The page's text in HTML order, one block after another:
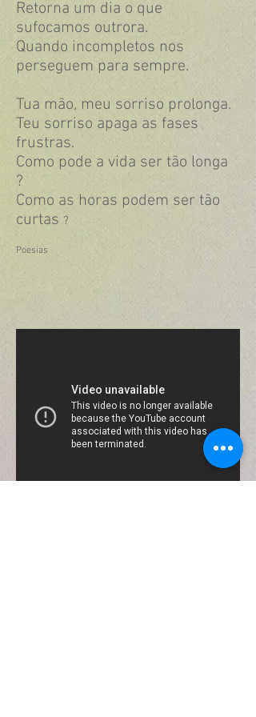
Retorna um dia o que
sufocamos outrora.
Quando incompletos nos
perseguem para sempre.
Tua mão, meu sorriso prolonga.
Teu sorriso apaga as fases
frustras.
Como pode a vida ser tão longa
?
Como as horas podem ser tão
curtas ?
Poesias